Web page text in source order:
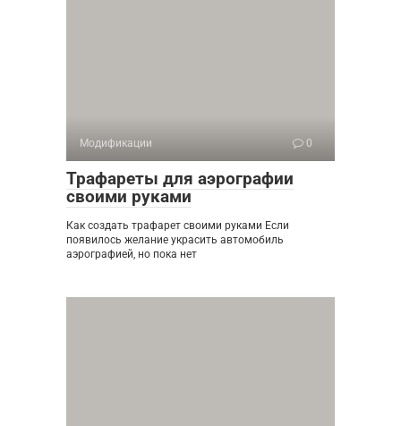
Модификации 0
Трафареты для аэрографии
своими руками
Как создать трафарет своими руками Если
появилось желание украсить автомобиль
аэрографией, но пока нет